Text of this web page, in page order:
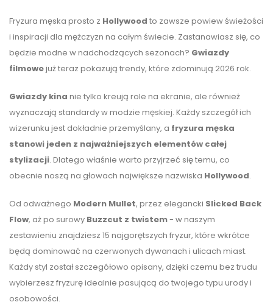
Fryzura męska prosto z Hollywood to zawsze powiew świeżości
i inspiracji dla mężczyzn na całym świecie. Zastanawiasz się, co
będzie modne w nadchodzących sezonach? Gwiazdy
filmowejuż teraz pokazują trendy, które zdominują 2026 rok.
Gwiazdy kina nie tylko kreują role na ekranie, ale również
wyznaczają standardy w modzie męskiej. Każdy szczegół ich
wizerunku jest dokładnie przemyślany, a fryzura męska
stanowi jeden z najważniejszych elementów całej
stylizacji. Dlatego właśnie warto przyjrzeć się temu, co
obecnie noszą na głowach największe nazwiska Hollywood.
Od odważnego Modern Mullet, przez elegancki Slicked Back
Flow, aż po surowy Buzzcut z twistem- w naszym
zestawieniu znajdziesz 15 najgorętszych fryzur, które wkrótce
będą dominować na czerwonych dywanach i ulicach miast.
Każdy styl został szczegółowo opisany, dzięki czemu bez trudu
wybierzesz fryzurę idealnie pasującą do twojego typu urody i
osobowości.